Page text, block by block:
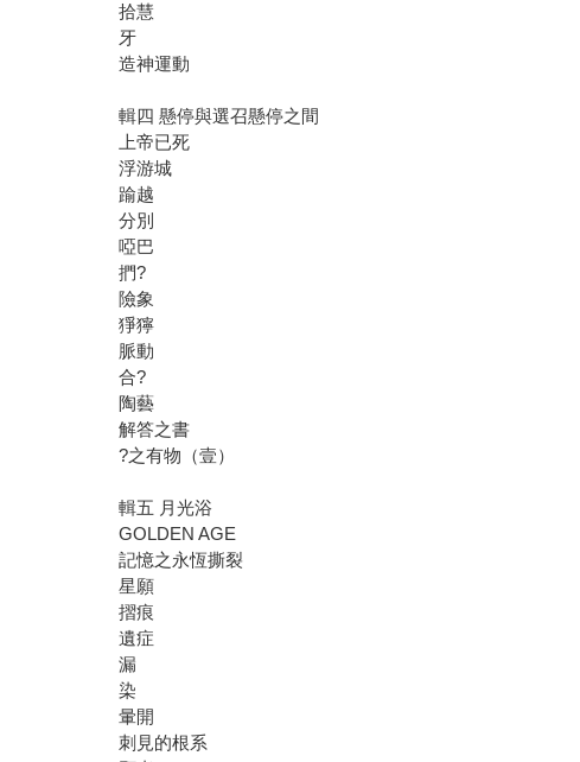
拾慧
牙
造神運動
輯四 懸停與選召懸停之間
上帝已死
浮游城
踰越
分別
啞巴
捫?
險象
猙獰
脈動
合?
陶藝
解答之書
?之有物（壹）
輯五 月光浴
GOLDEN AGE
記憶之永恆撕裂
星願
摺痕
遺症
漏
染
暈開
刺見的根系